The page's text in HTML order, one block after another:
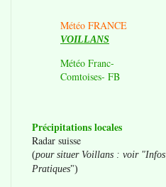
Météo FRANCE
VOILLANS
Météo Franc-
Comtoises- FB
Précipitations locales
Radar suisse
(pour situer Voillans : voir "Infos
Pratiques")